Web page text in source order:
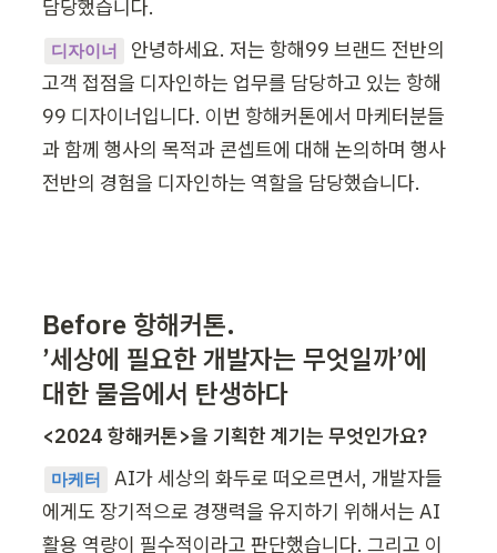
디자이너
안녕하세요. 저는 항해99 브랜드 전반의
고객 접점을 디자인하는 업무를 담당하고 있는 항해
99 디자이너입니다. 이번 항해커톤에서 마케터분들
과 함께 행사의 목적과 콘셉트에 대해 논의하며 행사
전반의 경험을 디자인하는 역할을 담당했습니다.
Before 항해커톤.
’세상에 필요한 개발자는 무엇일까’에
대한 물음에서 탄생하다
<2024 항해커톤>을 기획한 계기는 무엇인가요?
마케터
AI가 세상의 화두로 떠오르면서, 개발자들
에게도 장기적으로 경쟁력을 유지하기 위해서는 AI
활용 역량이 필수적이라고 판단했습니다. 그리고 이